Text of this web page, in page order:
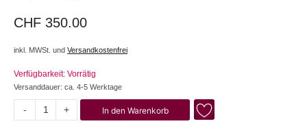
CHF 350.00
inkl. MWSt. und Versandkostenfrei
Verfügbarkeit: Vorrätig
Versanddauer: ca. 4-5 Werktage
- + In den Warenkorb